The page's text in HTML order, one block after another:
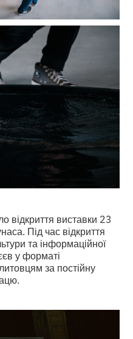
відкриття виставки 23
Під час відкриття
та інформаційної
у форматі
за постійну